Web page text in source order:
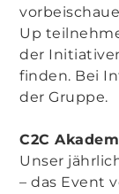
Up
der
finden. Bei
der Gruppe.
C2C
Unser
– das Event